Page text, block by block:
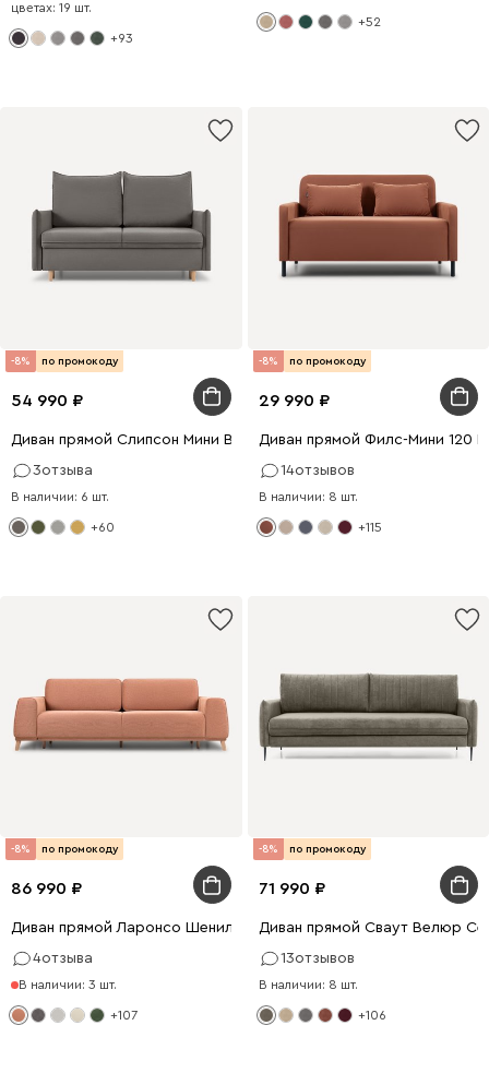
цветах: 19 шт.
+93
+52
-8% по промокоду
54 990
Диван прямой Слипсон Мини Вельвет Серый
3отзыва
В наличии: 6 шт.
+60
-8% по промокоду
29 990
Диван прямой Филс-Мини 120
14отзывов
В наличии: 8 шт.
+115
-8% по промокоду
86 990
Диван прямой Ларонсо Шенилл Терракотовый
4отзыва
В наличии: 3 шт.
+107
-8% по промокоду
71 990
Диван прямой Сваут Велюр
13отзывов
В наличии: 8 шт.
+106